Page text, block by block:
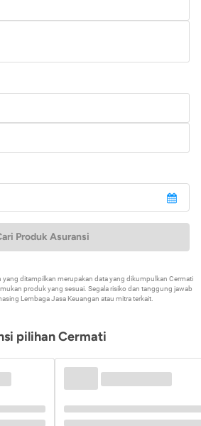
Produk Asuransi
yang ditampilkan merupakan data yang dikumpulkan Cermati
produk yang sesuai. Segala risiko dan tanggung jawab
Lembaga Jasa Keuangan atau mitra terkait.
pilihan Cermati